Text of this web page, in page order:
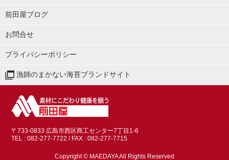
前田屋ブログ
お問合せ
プライバシーポリシー
漁師のまかない海苔ブランドサイト
〒733-0833 広島市西区商工センター7丁目1-6
TEL : 082-277-7722 / FAX : 082-277-7715
Copyright © MAEDAYA All Rights Reserved